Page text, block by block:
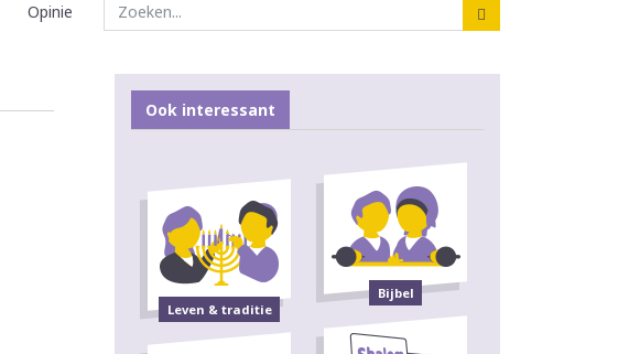
Opinie
Ook interessant
Leven & traditie
Bijbel